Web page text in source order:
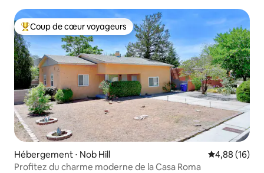
Coups de cœur voyageurs les plus appréciés
Coup de cœur voyageurs
Hébergement ⋅ Nob Hill Évaluation
4,88 (16)
Profitez du charme moderne de la Casa Roma